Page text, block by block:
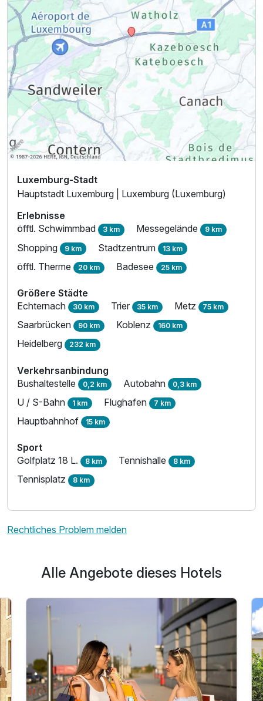
Ausstattung
Zusatznächte
Für 2 Tage p.P. ab 152,00 €
Luxemburg-Stadt
Hauptstadt Luxemburg | Luxemburg (Luxemburg)
Erlebnisse
öfftl. Schwimmbad 3 km Messegelände 9 km
Shopping 9 km Stadtzentrum 13 km
öfftl. Therme 20 km Badesee 25 km
Größere Städte
Echternach 30 km Trier 35 km Metz 75 km
Saarbrücken 90 km Koblenz 160 km
Heidelberg 232 km
Verkehrsanbindung
Bushaltestelle 0,2 km Autobahn 0,3 km
U / S-Bahn 1 km Flughafen 7 km
Hauptbahnhof 15 km
Sport
Golfplatz 18 L. 8 km Tennishalle 8 km
Tennisplatz 8 km
Rechtliches Problem melden
Alle Angebote dieses Hotels